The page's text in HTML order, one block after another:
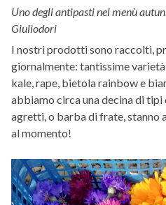
Uno degli antipasti nel menù
Giuliodori
I nostri prodotti sono raccolti,
giornalmente: tantissime
kale, rape, bietola rainbow e
abbiamo circa una decina di
agretti, o barba di frate, stanno
al momento!